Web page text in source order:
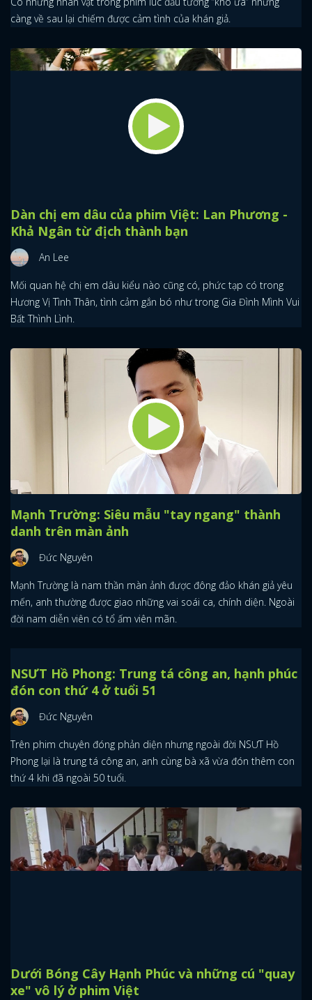
càng về sau lại chiếm được cảm tình của khán giả.
Dàn chị em dâu của phim Việt: Lan Phương -
Khả Ngân từ địch thành bạn
An Lee
Mối quan hệ chị em dâu kiểu nào cũng có, phức tạp có trong
Hương Vị Tình Thân, tình cảm gắn bó như trong Gia Đình Mình Vui
Bất Thình Lình.
Mạnh Trường: Siêu mẫu "tay ngang" thành
danh trên màn ảnh
Đức Nguyên
Mạnh Trường là nam thần màn ảnh được đông đảo khán giả yêu
mến, anh thường được giao những vai soái ca, chính diện. Ngoài
đời nam diễn viên có tổ ấm viên mãn.
NSƯT Hồ Phong: Trung tá công an, hạnh phúc
đón con thứ 4 ở tuổi 51
Đức Nguyên
Trên phim chuyên đóng phản diện nhưng ngoài đời NSƯT Hồ
Phong lại là trung tá công an, anh cùng bà xã vừa đón thêm con
thứ 4 khi đã ngoài 50 tuổi.
Dưới Bóng Cây Hạnh Phúc và những cú "quay
xe" vô lý ở phim Việt